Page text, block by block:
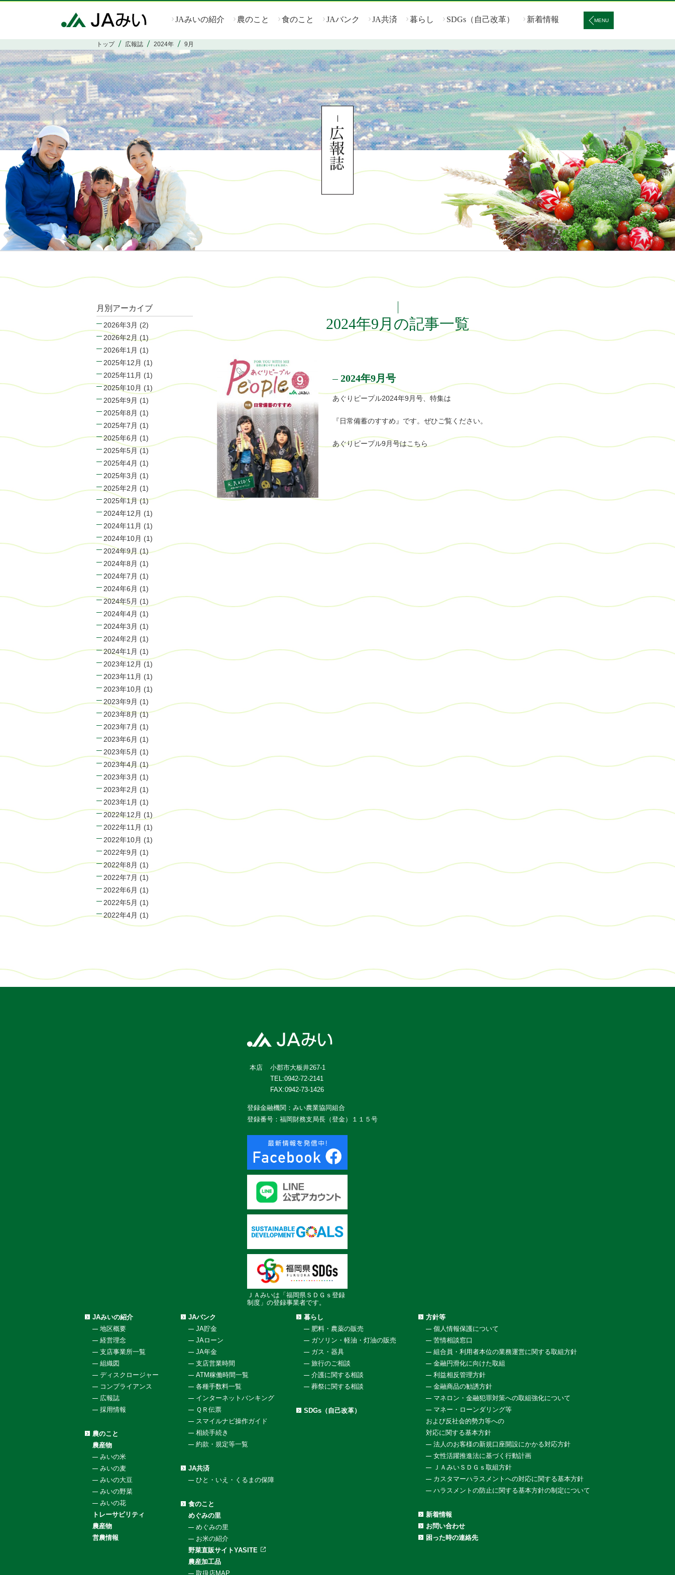
JAみいの紹介 農のこと 食のこと JAバンク JA共済 暮らし SDGs（自己改革） 新着情報 MENU
トップ 広報誌 2024年 9月
2024年9月の記事一覧
2024年9月号
あぐりピープル2024年9月号、特集は
『日常備蓄のすすめ』です。ぜひご覧ください。
あぐりピープル9月号はこちら
月別アーカイブ
2026年3月 (2)
2026年2月 (1)
2026年1月 (1)
2025年12月 (1)
2025年11月 (1)
2025年10月 (1)
2025年9月 (1)
2025年8月 (1)
2025年7月 (1)
2025年6月 (1)
2025年5月 (1)
2025年4月 (1)
2025年3月 (1)
2025年2月 (1)
2025年1月(1)
2024年12月 (1)
2024年11月 (1)
2024年10月 (1)
2024年9月 (1)
2024年8月 (1)
2024年7月 (1)
2024年6月 (1)
2024年5月 (1)
2024年4月 (1)
2024年3月 (1)
2024年2月 (1)
2024年1月 (1)
2023年12月 (1)
2023年11月 (1)
2023年10月 (1)
2023年9月 (1)
2023年8月(1)
2023年7月 (1)
2023年6月 (1)
2023年5月 (1)
2023年4月(1)
2023年3月 (1)
2023年2月 (1)
2023年1月 (1)
2022年12月 (1)
2022年11月 (1)
2022年10月 (1)
2022年9月 (1)
2022年8月 (1)
2022年7月 (1)
2022年6月 (1)
2022年5月 (1)
2022年4月 (1)
本店
小郡市大板井267-1
TEL:0942-72-2141
FAX:0942-73-1426
登録金融機関：みい農業協同組合
登録番号：福岡財務支局長（登金）１１５号
ＪＡみいは「福岡県ＳＤＧｓ登録
制度」の登録事業者です。
JAみいの紹介
地区概要
経営理念
支店事業所一覧
組織図
ディスクロージャー
コンプライアンス
広報誌
採用情報
農のこと
農産物
みいの米
みいの麦
みいの大豆
みいの野菜
みいの花
トレーサビリティ
農産物
営農情報
JAバンク
JA貯金
JAローン
JA年金
支店営業時間
ATM稼働時間一覧
各種手数料一覧
インターネットバンキング
ＱＲ伝票
スマイルナビ操作ガイド
相続手続き
約款・規定等一覧
JA共済
ひと・いえ・くるまの保障
食のこと
めぐみの里
めぐみの里
お米の紹介
野菜直販サイトYASITE
農産加工品
取扱店MAP
暮らし
肥料・農薬の販売
ガソリン・軽油・灯油の販売
ガス・器具
旅行のご相談
介護に関する相談
葬祭に関する相談
SDGs（自己改革）
方針等
個人情報保護について
苦情相談窓口
組合員・利用者本位の業務運営に関する取組方針
金融円滑化に向けた取組
利益相反管理方針
金融商品の勧誘方針
マネロン・金融犯罪対策への取組強化について
マネー・ローンダリング等
および反社会的勢力等への
対応に関する基本方針
法人のお客様の新規口座開設にかかる対応方針
女性活躍推進法に基づく行動計画
ＪＡみいＳＤＧｓ取組方針
カスタマーハラスメントへの対応に関する基本方針
ハラスメントの防止に関する基本方針の制定について
新着情報
お問い合わせ
困った時の連絡先